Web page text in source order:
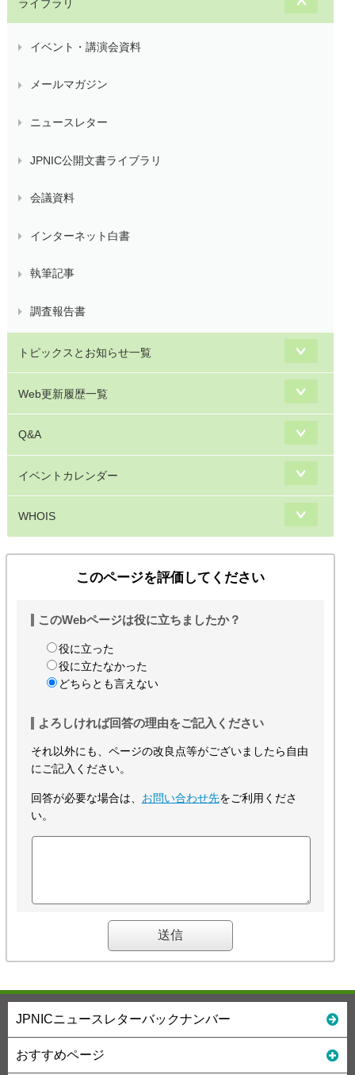
ライブラリ
イベント・講演会資料
メールマガジン
ニュースレター
JPNIC公開文書ライブラリ
会議資料
インターネット白書
執筆記事
調査報告書
トピックスとお知らせ一覧
Web更新履歴一覧
Q&A
イベントカレンダー
WHOIS
このページを評価してください
このWebページは役に立ちましたか？
役に立った
役に立たなかった
どちらとも言えない
よろしければ回答の理由をご記入ください
それ以外にも、ページの改良点等がございましたら自由
にご記入ください。
回答が必要な場合は、 お問い合わせ先をご利用くださ
い。
JPNICニュースレターバックナンバー
おすすめページ